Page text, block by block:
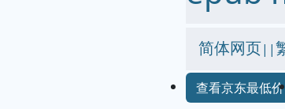
简体网页||
查看京东最低价